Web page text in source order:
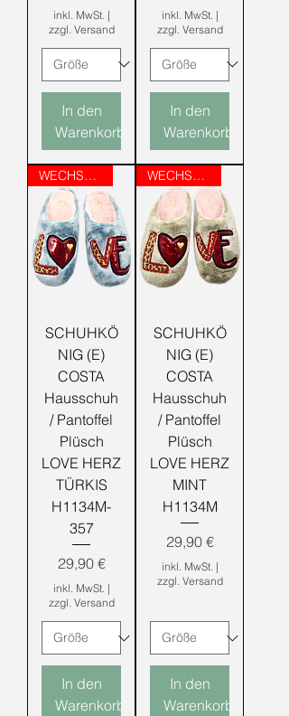
inkl. MwSt. |
zzgl. Versand
In den
Warenkorb
inkl. MwSt. |
zzgl. Versand
In den
Warenkorb
WECHSELFUSSBETT
SCHUHKÖ
NIG (E)
COSTA
Hausschuh
/ Pantoffel
Plüsch
LOVE HERZ
TÜRKIS
H1134M-
357
Preis
29,90 €
inkl. MwSt. |
zzgl. Versand
In den
Warenkorb
WECHSELFUSSBETT
SCHUHKÖ
NIG (E)
COSTA
Hausschuh
/ Pantoffel
Plüsch
LOVE HERZ
MINT
H1134M
Preis
29,90 €
inkl. MwSt. |
zzgl. Versand
In den
Warenkorb